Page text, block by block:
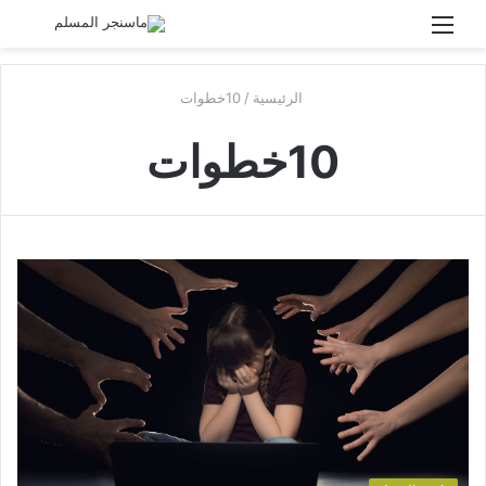
القائمة
الرئيسية / 10خطوات
10خطوات